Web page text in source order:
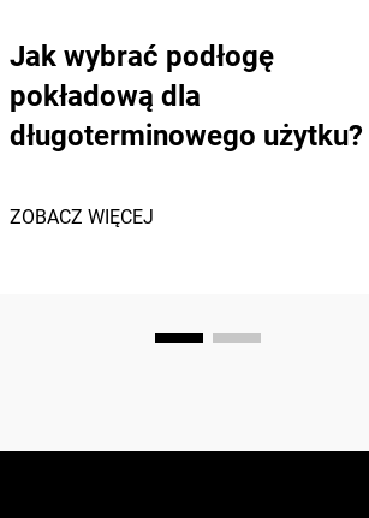
Jak wybrać podłogę
pokładową dla
długoterminowego użytku?
ZOBACZ WIĘCEJ